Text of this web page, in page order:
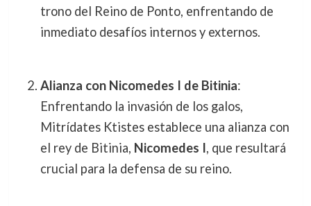
trono del Reino de Ponto, enfrentando de
inmediato desafíos internos y externos.
Alianza con Nicomedes I de Bitinia:
Enfrentando la invasión de los galos,
Mitrídates Ktistes establece una alianza con
el rey de Bitinia, Nicomedes I, que resultará
crucial para la defensa de su reino.